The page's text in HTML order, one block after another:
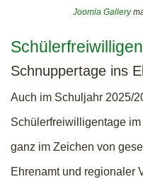
Joomla Gallery
Schnuppertage ins
Auch im Schuljahr 2025/
Schülerfreiwilligentage
ganz im Zeichen von
Ehrenamt und regionaler